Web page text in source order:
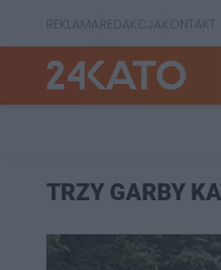
REKLAMAREDAKCJAKONTAKT
TRZY GARBY